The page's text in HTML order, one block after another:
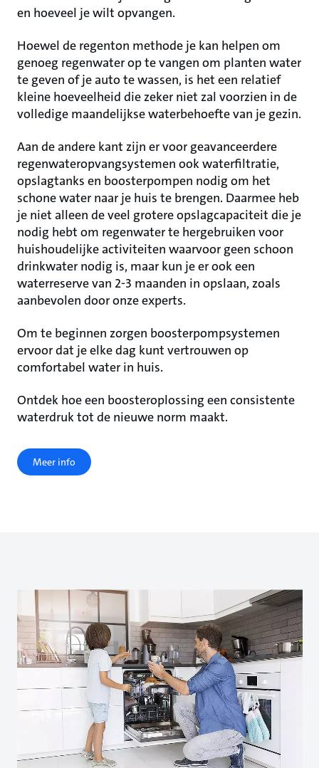
en hoeveel je wilt opvangen.
Hoewel de regenton methode je kan helpen om
genoeg regenwater op te vangen om planten water
te geven of je auto te wassen, is het een relatief
kleine hoeveelheid die zeker niet zal voorzien in de
volledige maandelijkse waterbehoefte van je gezin.
Aan de andere kant zijn er voor geavanceerdere
regenwateropvangsystemen ook waterfiltratie,
opslagtanks en boosterpompen nodig om het
schone water naar je huis te brengen. Daarmee heb
je niet alleen de veel grotere opslagcapaciteit die je
nodig hebt om regenwater te hergebruiken voor
huishoudelijke activiteiten waarvoor geen schoon
drinkwater nodig is, maar kun je er ook een
waterreserve van 2-3 maanden in opslaan, zoals
aanbevolen door onze experts.
Om te beginnen zorgen boosterpompsystemen
ervoor dat je elke dag kunt vertrouwen op
comfortabel water in huis.
Ontdek hoe een boosteroplossing een consistente
waterdruk tot de nieuwe norm maakt.
Meer info